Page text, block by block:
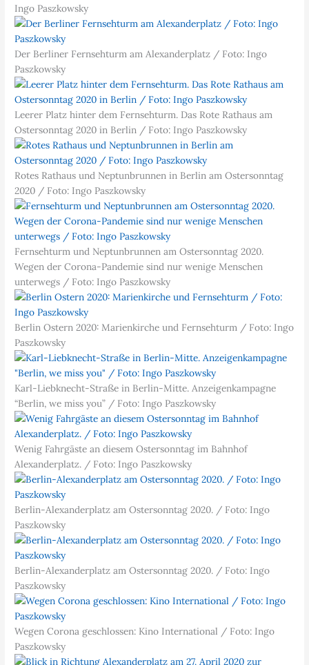
Ingo Paszkowsky
Der Berliner Fernsehturm am Alexanderplatz / Foto: Ingo
Paszkowsky
Leerer Platz hinter dem Fernsehturm. Das Rote Rathaus am
Ostersonntag 2020 in Berlin / Foto: Ingo Paszkowsky
Rotes Rathaus und Neptunbrunnen in Berlin am Ostersonntag
2020 / Foto: Ingo Paszkowsky
Fernsehturm und Neptunbrunnen am Ostersonntag 2020.
Wegen der Corona-Pandemie sind nur wenige Menschen
unterwegs / Foto: Ingo Paszkowsky
Berlin Ostern 2020: Marienkirche und Fernsehturm / Foto: Ingo
Paszkowsky
Karl-Liebknecht-Straße in Berlin-Mitte. Anzeigenkampagne
“Berlin, we miss you” / Foto: Ingo Paszkowsky
Wenig Fahrgäste an diesem Ostersonntag im Bahnhof
Alexanderplatz. / Foto: Ingo Paszkowsky
Berlin-Alexanderplatz am Ostersonntag 2020. / Foto: Ingo
Paszkowsky
Berlin-Alexanderplatz am Ostersonntag 2020. / Foto: Ingo
Paszkowsky
Wegen Corona geschlossen: Kino International / Foto: Ingo
Paszkowsky